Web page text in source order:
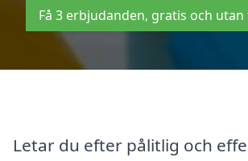
Få 3 erbjudanden, gratis och
Letar du efter pålitlig och